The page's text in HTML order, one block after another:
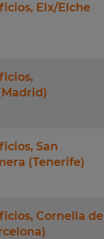
Elx/Elche
San
(Tenerife)
Cornella de